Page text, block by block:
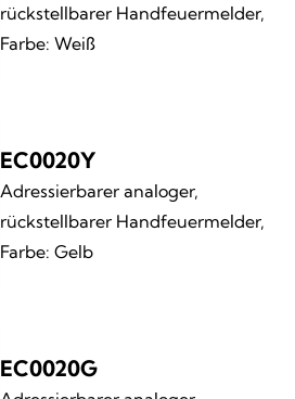
rückstellbarer Handfeuermelder,
Farbe: Weiß
EC0020Y
Adressierbarer analoger,
rückstellbarer Handfeuermelder,
Farbe: Gelb
EC0020G